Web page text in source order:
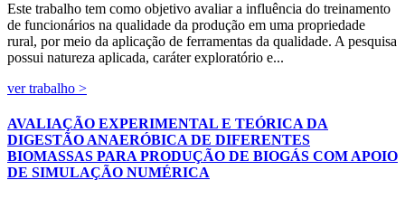
Este trabalho tem como objetivo avaliar a influência do treinamento
de funcionários na qualidade da produção em uma propriedade
rural, por meio da aplicação de ferramentas da qualidade. A pesquisa
possui natureza aplicada, caráter exploratório e...
ver trabalho >
AVALIAÇÃO EXPERIMENTAL E TEÓRICA DA
DIGESTÃO ANAERÓBICA DE DIFERENTES
BIOMASSAS PARA PRODUÇÃO DE BIOGÁS COM APOIO
DE SIMULAÇÃO NUMÉRICA